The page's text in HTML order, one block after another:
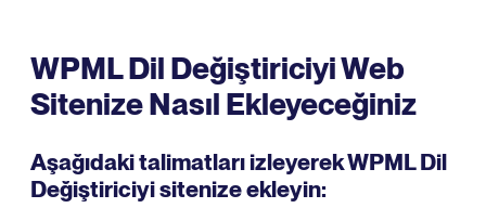
WPML Dil Değiştiriciyi Web
Sitenize Nasıl Ekleyeceğiniz
Aşağıdaki talimatları izleyerek WPML Dil
Değiştiriciyi sitenize ekleyin: